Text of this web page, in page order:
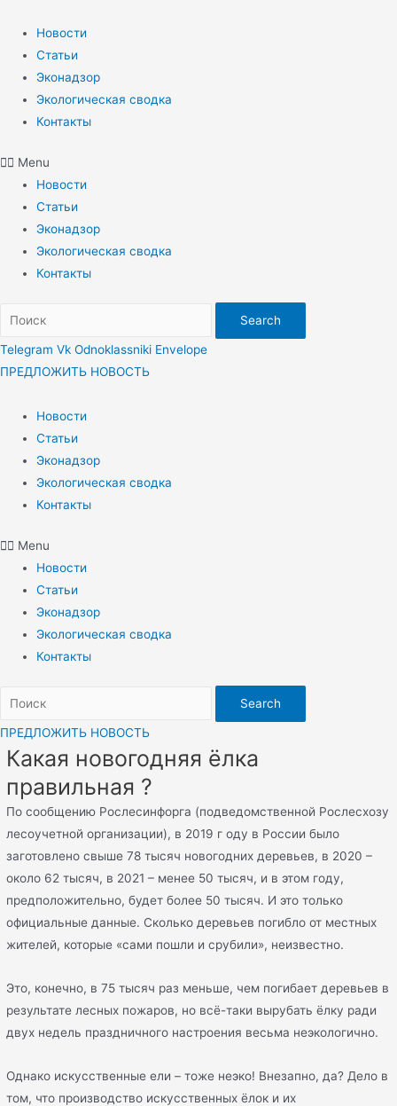
содержимому
Новости
Статьи
Эконадзор
Экологическая сводка
Контакты
Menu
Новости
Статьи
Эконадзор
Экологическая сводка
Контакты
Search
Telegram Vk Odnoklassniki Envelope
ПРЕДЛОЖИТЬ НОВОСТЬ
Новости
Статьи
Эконадзор
Экологическая сводка
Контакты
Menu
Новости
Статьи
Эконадзор
Экологическая сводка
Контакты
Search
ПРЕДЛОЖИТЬ НОВОСТЬ
Какая новогодняя ёлка
правильная ?
По сообщению Рослесинфорга (подведомственной Рослесхозу
лесоучетной организации), в 2019 г оду в России было
заготовлено свыше 78 тысяч новогодних деревьев, в 2020 –
около 62 тысяч, в 2021 – менее 50 тысяч, и в этом году,
предположительно, будет более 50 тысяч. И это только
официальные данные. Сколько деревьев погибло от местных
жителей, которые «сами пошли и срубили», неизвестно.
Это, конечно, в 75 тысяч раз меньше, чем погибает деревьев в
результате лесных пожаров, но всё-таки вырубать ёлку ради
двух недель праздничного настроения весьма неэкологично.
Однако искусственные ели – тоже неэко! Внезапно, да? Дело в
том, что производство искусственных ёлок и их